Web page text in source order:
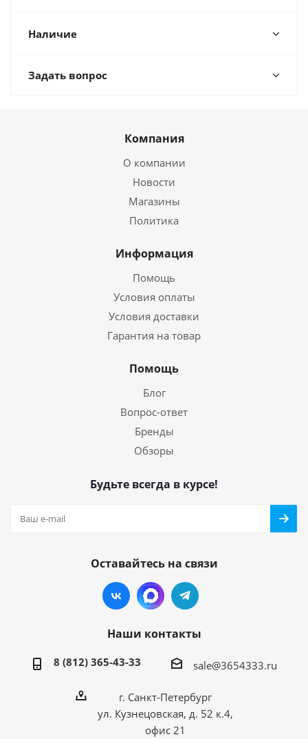
Наличие
Задать вопрос
Компания
О компании
Новости
Магазины
Политика
Информация
Помощь
Условия оплаты
Условия доставки
Гарантия на товар
Помощь
Блог
Вопрос-ответ
Бренды
Обзоры
Будьте всегда в курсе!
Оставайтесь на связи
Наши контакты
8 (812) 365-43-33 sale@3654333.ru
г. Санкт-Петербург
ул. Кузнецовская, д. 52 к.4,
офис 21